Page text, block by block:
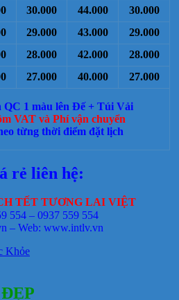
30.000 44.000
30.000
29.000 43.000
29.000
28.000 42.000
28.000
27.000 40.000 27.000
QC 1 màu lên Đế + Túi Vải
VAT và Phí vận chuyển
từng thời điểm đặt lịch
rẻ liên hệ:
TẾT TƯƠNG LAI VIỆT
554 – 0937 559 554
– Web: www.intlv.vn
Khỏe